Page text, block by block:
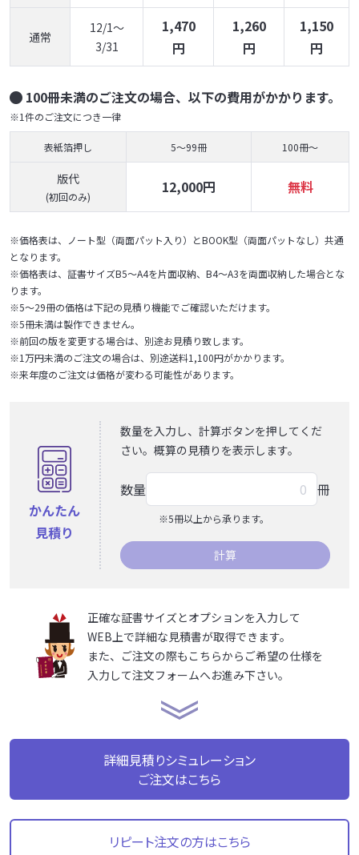
通常
12/1～
3/31
1,470
円
1,260
円
1,150
円
100冊未満のご注文の場合、以下の費用がかかります。
※1件のご注文につき一律
表紙箔押し 5～99冊 100冊～
版代
(初回のみ)
12,000円 無料
※価格表は、ノート型（両面パット入り）とBOOK型（両面パットなし）共通
となります。
※価格表は、証書サイズB5～A4を片面収納、B4～A3を両面収納した場合とな
ります。
※5～29冊の価格は下記の見積り機能でご確認いただけます。
※5冊未満は製作できません。
※前回の版を変更する場合は、別途お見積り致します。
※1万円未満のご注文の場合は、別途送料1,100円がかかります。
※来年度のご注文は価格が変わる可能性があります。
かんたん
見積り
数量を入力し、計算ボタンを押してくだ
さい。概算の見積りを表示します。
数量 冊
※5冊以上から承ります。
計算
正確な証書サイズとオプションを入力して
WEB上で詳細な見積書が取得できます。
また、ご注文の際もこちらからご希望の仕様を
入力して注文フォームへお進み下さい。
詳細見積りシミュレーション
ご注文はこちら
リピート注文の方はこちら